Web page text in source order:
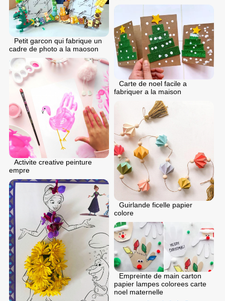
Petit garcon qui fabrique un
cadre de photo a la maoson
Carte de noel facile a
fabriquer a la maison
Activite creative peinture
empre
Guirlande ficelle papier
colore
Empreinte de main carton
papier lampes colorees carte
noel maternelle